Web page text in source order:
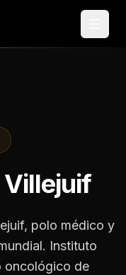
polo médico y
Instituto
oncológico de